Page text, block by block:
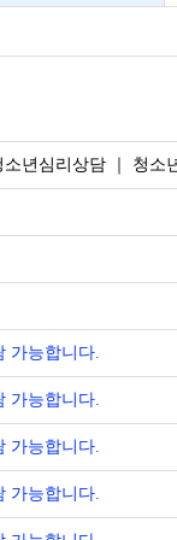
년심리상담 ｜ 청소
가능합니다.
가능합니다.
가능합니다.
가능합니다.